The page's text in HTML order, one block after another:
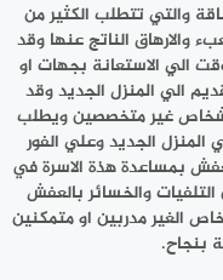
والتي تتطلب الكثير من
والارهاق الناتج عنها وقد
الي الاستعانة بجهات او
الي المنزل الجديد وقد
غير متخصصين ويطلب
الجديد وعلي الفور
بمساعدة هذة الاسرة في
والخسائر بالعفش
الغير مدربين او متمكنين
بنجاح.